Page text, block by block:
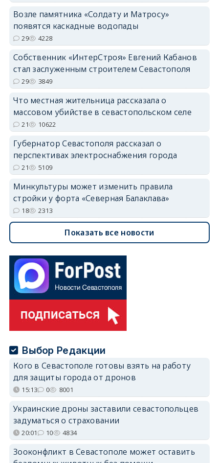
Возле памятника «Солдату и Матросу»
появятся каскадные водопады
29 4228
Собственник «ИнтерСтроя» Евгений Кабанов
стал заслуженным строителем Севастополя
29 3849
Что местная жительница рассказала о
массовом убийстве в севастопольском селе
21 10622
Губернатор Севастополя рассказал о
перспективах электроснабжения города
21 5109
Минкультуры может изменить правила
стройки у форта «Северная Балаклава»
18 2313
Показать все новости
Выбор Редакции
Кого в Севастополе готовы взять на работу
для защиты города от дронов
15:13 0 8001
Украинские дроны заставили севастопольцев
задуматься о страховании
20:01 10 4834
Зооконфликт в Севастополе может оставить